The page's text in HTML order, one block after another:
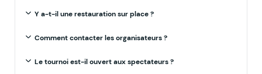
Y a-t-il une restauration sur place ?
Comment contacter les organisateurs ?
Le tournoi est-il ouvert aux spectateurs ?